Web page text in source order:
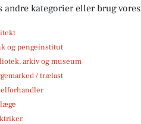
andre kategorier eller brug vores
og pengeinstitut
arkiv og museum
/ trælast